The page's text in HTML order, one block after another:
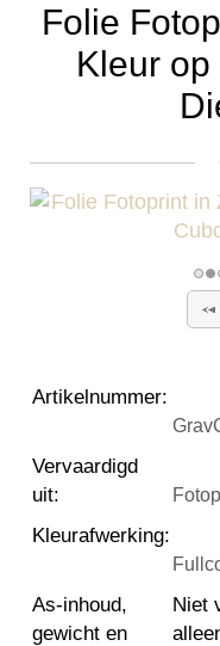
Folie
Kleur
Artikelnummer:
Vervaardigd
uit:
Kleurafwerking:
As-inhoud,
gewicht en
Niet